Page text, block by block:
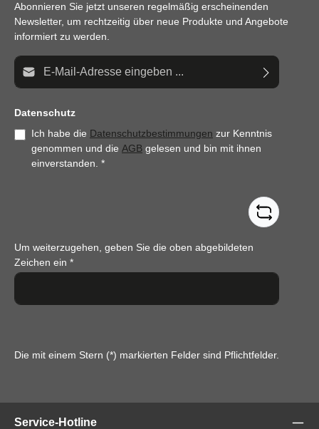
Abonnieren Sie jetzt unseren regelmäßig erscheinenden
Newsletter, um rechtzeitig über neue Produkte und Angebote
informiert zu werden.
E-Mail-Adresse*
Datenschutz
Ich habe die Datenschutzbestimmungen zur Kenntnis
genommen und die AGB gelesen und bin mit ihnen
einverstanden. *
Um weiterzugehen, geben Sie die oben abgebildeten
Zeichen ein *
Die mit einem Stern (*) markierten Felder sind Pflichtfelder.
Service-Hotline